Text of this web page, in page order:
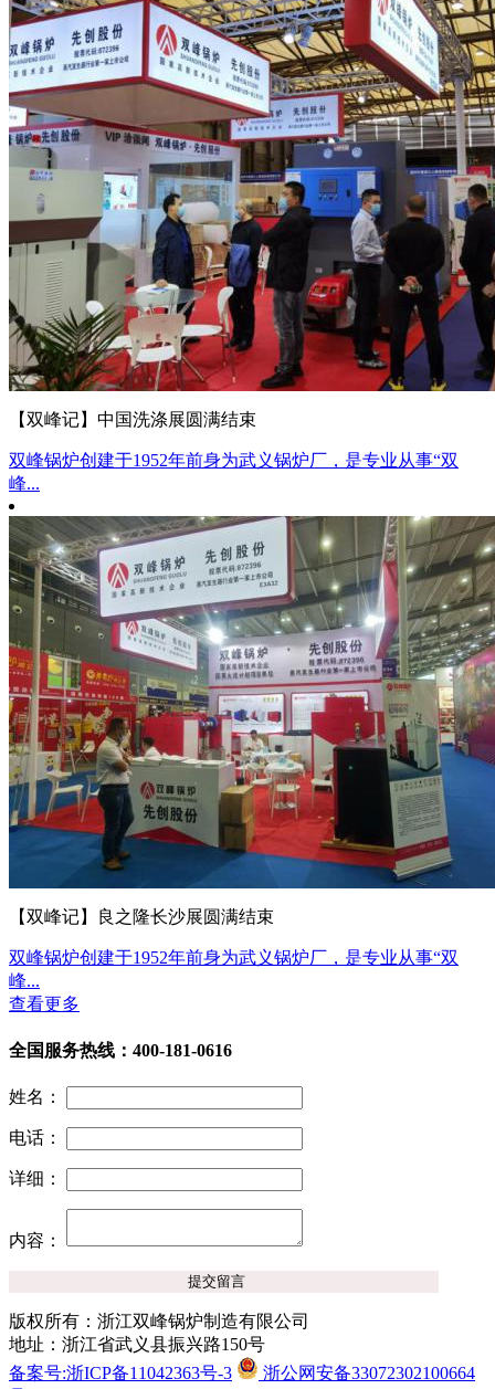
【双峰记】中国洗涤展圆满结束
双峰锅炉创建于1952年前身为武义锅炉厂，是专业从事“双
峰...
【双峰记】良之隆长沙展圆满结束
双峰锅炉创建于1952年前身为武义锅炉厂，是专业从事“双
峰...
查看更多
全国服务热线：400-181-0616
姓名：
电话：
详细：
内容：
版权所有：浙江双峰锅炉制造有限公司
地址：浙江省武义县振兴路150号
备案号:浙ICP备11042363号-3
浙公网安备33072302100664